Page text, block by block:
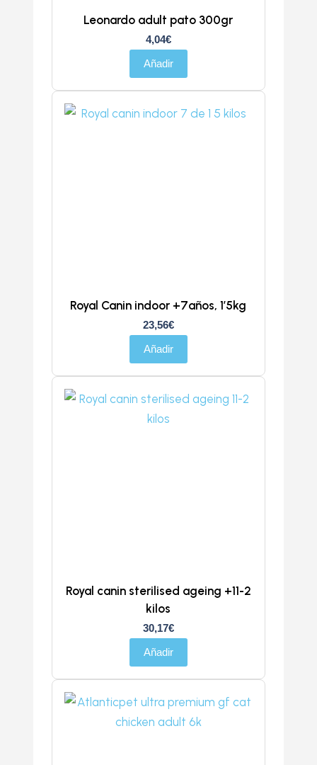
Leonardo adult pato 300gr
4,04€
Añadir
Royal Canin indoor +7años, 1’5kg
23,56€
Añadir
Royal canin sterilised ageing +11-2
kilos
30,17€
Añadir